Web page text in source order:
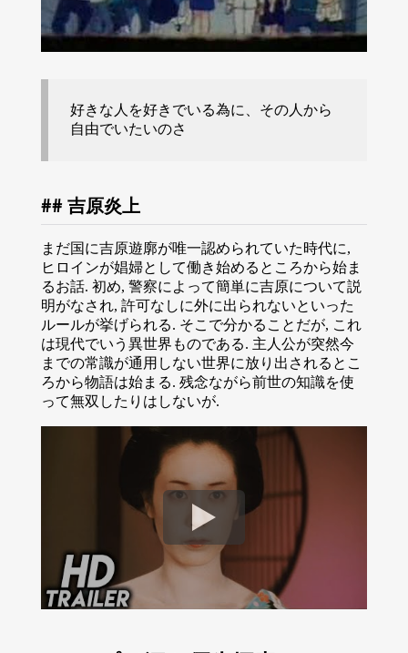
好きな人を好きでいる為に、その人から
自由でいたいのさ
吉原炎上
まだ国に吉原遊廓が唯一認められていた時代に,
ヒロインが娼婦として働き始めるところから始ま
るお話. 初め, 警察によって簡単に吉原について説
明がなされ, 許可なしに外に出られないといった
ルールが挙げられる. そこで分かることだが, これ
は現代でいう異世界ものである. 主人公が突然今
までの常識が通用しない世界に放り出されるとこ
ろから物語は始まる. 残念ながら前世の知識を使
って無双したりはしないが.